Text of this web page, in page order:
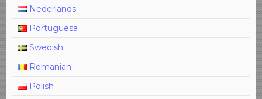
Nederlands
Portuguesa
Swedish
Romanian
Polish